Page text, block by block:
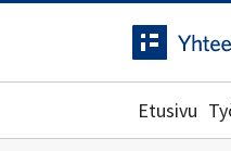
Siirrytty
Etusivu